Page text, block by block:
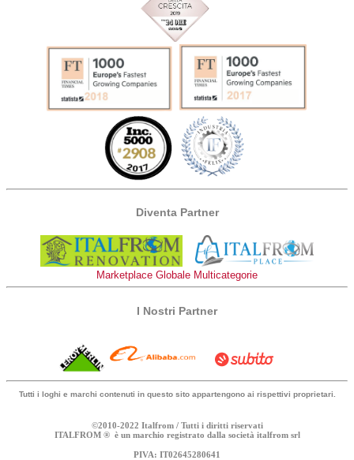
Diventa Partner
Marketplace Globale Multicategorie
I Nostri Partner
Tutti i loghi e marchi contenuti in questo sito appartengono ai rispettivi proprietari.
©2010-2022 Italfrom / Tutti i diritti riservati
ITALFROM ® è un marchio registrato dalla società italfrom srl
PIVA: IT02645280641